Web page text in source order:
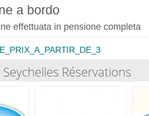
a bordo
effettuata in pensione completa
Réservations